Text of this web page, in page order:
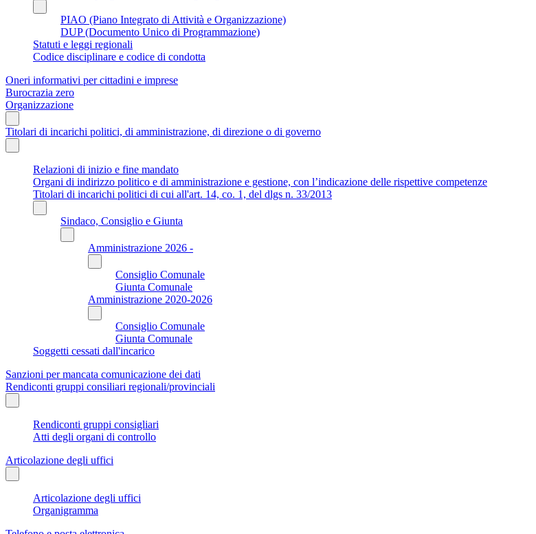
PIAO (Piano Integrato di Attività e Organizzazione)
DUP (Documento Unico di Programmazione)
Statuti e leggi regionali
Codice disciplinare e codice di condotta
Oneri informativi per cittadini e imprese
Burocrazia zero
Organizzazione
Titolari di incarichi politici, di amministrazione, di direzione o di governo
Relazioni di inizio e fine mandato
Organi di indirizzo politico e di amministrazione e gestione, con l’indicazione delle rispettive competenze
Titolari di incarichi politici di cui all'art. 14, co. 1, del dlgs n. 33/2013
Sindaco, Consiglio e Giunta
Amministrazione 2026 -
Consiglio Comunale
Giunta Comunale
Amministrazione 2020-2026
Consiglio Comunale
Giunta Comunale
Soggetti cessati dall'incarico
Sanzioni per mancata comunicazione dei dati
Rendiconti gruppi consiliari regionali/provinciali
Rendiconti gruppi consigliari
Atti degli organi di controllo
Articolazione degli uffici
Articolazione degli uffici
Organigramma